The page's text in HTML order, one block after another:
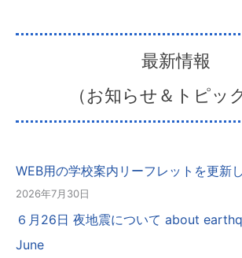
最新情報
（お知らせ＆トピッ
WEB用の学校案内リーフレットを更新
2026年7月30日
６月26日 夜地震について about
June